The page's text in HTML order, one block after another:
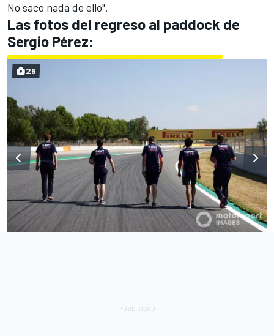
No saco nada de ello".
Las fotos del regreso al paddock de
Sergio Pérez:
29